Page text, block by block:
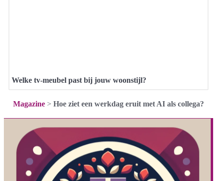
Welke tv-meubel past bij jouw woonstijl?
Magazine > Hoe ziet een werkdag eruit met AI als collega?